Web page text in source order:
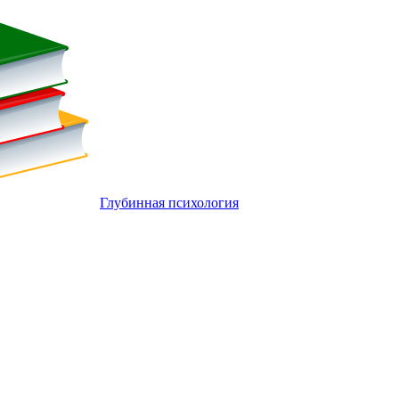
Глубинная психология